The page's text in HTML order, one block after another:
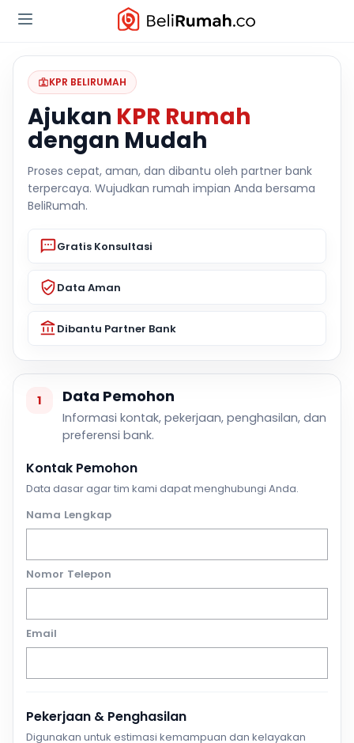
KPR BELIRUMAH
Ajukan KPR Rumah
dengan Mudah
Proses cepat, aman, dan dibantu oleh partner bank
terpercaya. Wujudkan rumah impian Anda bersama
BeliRumah.
Gratis Konsultasi
Data Aman
Dibantu Partner Bank
1 Data Pemohon
Informasi kontak, pekerjaan, penghasilan, dan
preferensi bank.
Kontak Pemohon
Data dasar agar tim kami dapat menghubungi Anda.
Nama Lengkap
Nomor Telepon
Email
Pekerjaan & Penghasilan
Digunakan untuk estimasi kemampuan dan kelayakan